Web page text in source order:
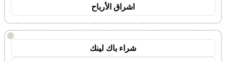
اشراق الأرباح
!
شراء باك لينك